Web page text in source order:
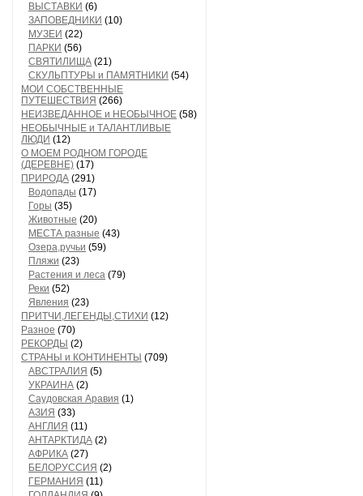
ВЫСТАВКИ (6)
ЗАПОВЕДНИКИ (10)
МУЗЕИ (22)
ПАРКИ (56)
СВЯТИЛИЩА (21)
СКУЛЬПТУРЫ и ПАМЯТНИКИ (54)
МОИ СОБСТВЕННЫЕ
ПУТЕШЕСТВИЯ (266)
НЕИЗВЕДАННОЕ и НЕОБЫЧНОЕ (58)
НЕОБЫЧНЫЕ и ТАЛАНТЛИВЫЕ
ЛЮДИ (12)
О МОЕМ РОДНОМ ГОРОДЕ
(ДЕРЕВНЕ) (17)
ПРИРОДА (291)
Водопады (17)
Горы (35)
Животные (20)
МЕСТА разные (43)
Озера,ручьи (59)
Пляжи (23)
Растения и леса (79)
Реки (52)
Явления (23)
ПРИТЧИ,ЛЕГЕНДЫ,СТИХИ (12)
Разное (70)
РЕКОРДЫ (2)
СТРАНЫ и КОНТИНЕНТЫ (709)
АВСТРАЛИЯ (5)
УКРАИНА (2)
Саудовская Аравия (1)
АЗИЯ (33)
АНГЛИЯ (11)
АНТАРКТИДА (2)
АФРИКА (27)
БЕЛОРУССИЯ (2)
ГЕРМАНИЯ (11)